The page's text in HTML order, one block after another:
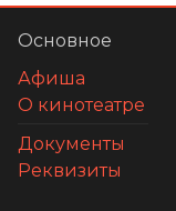
Основное
Афиша
О кинотеатре
Документы
Реквизиты